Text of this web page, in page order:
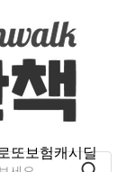
또보험캐시딜